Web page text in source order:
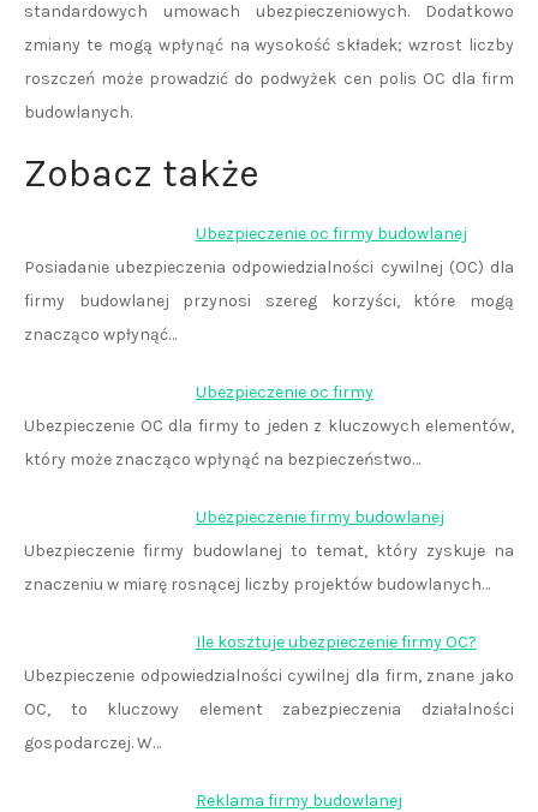
standardowych umowach ubezpieczeniowych. Dodatkowo
zmiany te mogą wpłynąć na wysokość składek; wzrost liczby
roszczeń może prowadzić do podwyżek cen polis OC dla firm
budowlanych.
Zobacz także
Ubezpieczenie oc firmy budowlanej
Posiadanie ubezpieczenia odpowiedzialności cywilnej (OC) dla
firmy budowlanej przynosi szereg korzyści, które mogą
znacząco wpłynąć…
Ubezpieczenie oc firmy
Ubezpieczenie OC dla firmy to jeden z kluczowych elementów,
który może znacząco wpłynąć na bezpieczeństwo…
Ubezpieczenie firmy budowlanej
Ubezpieczenie firmy budowlanej to temat, który zyskuje na
znaczeniu w miarę rosnącej liczby projektów budowlanych…
Ile kosztuje ubezpieczenie firmy OC?
Ubezpieczenie odpowiedzialności cywilnej dla firm, znane jako
OC, to kluczowy element zabezpieczenia działalności
gospodarczej. W…
Reklama firmy budowlanej